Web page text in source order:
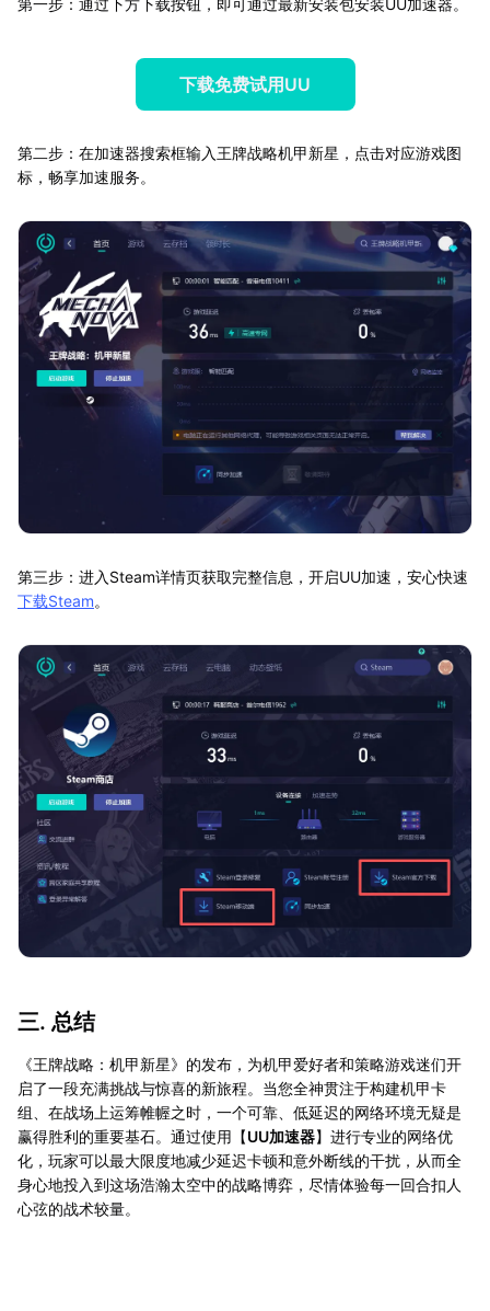
第一步：通过下方下载按钮，即可通过最新安装包安装UU加速器。
下载免费试用UU
第二步：在加速器搜索框输入王牌战略机甲新星，点击对应游戏图
标，畅享加速服务。
第三步：进入Steam详情页获取完整信息，开启UU加速，安心快速
下载Steam。
三. 总结
《王牌战略：机甲新星》的发布，为机甲爱好者和策略游戏迷们开
启了一段充满挑战与惊喜的新旅程。当您全神贯注于构建机甲卡
组、在战场上运筹帷幄之时，一个可靠、低延迟的网络环境无疑是
赢得胜利的重要基石。通过使用【UU加速器】进行专业的网络优
化，玩家可以最大限度地减少延迟卡顿和意外断线的干扰，从而全
身心地投入到这场浩瀚太空中的战略博弈，尽情体验每一回合扣人
心弦的战术较量。